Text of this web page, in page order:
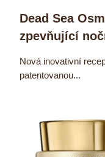
Dead Sea
zpevňující
Nová inovativní
patentovanou...